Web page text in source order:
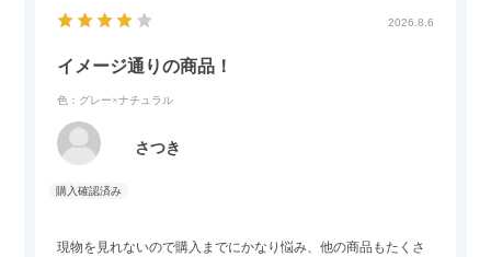
2026.8.6
イメージ通りの商品！
色：グレー×ナチュラル
さつき
現物を見れないので購入までにかなり悩み、他の商品もたくさ